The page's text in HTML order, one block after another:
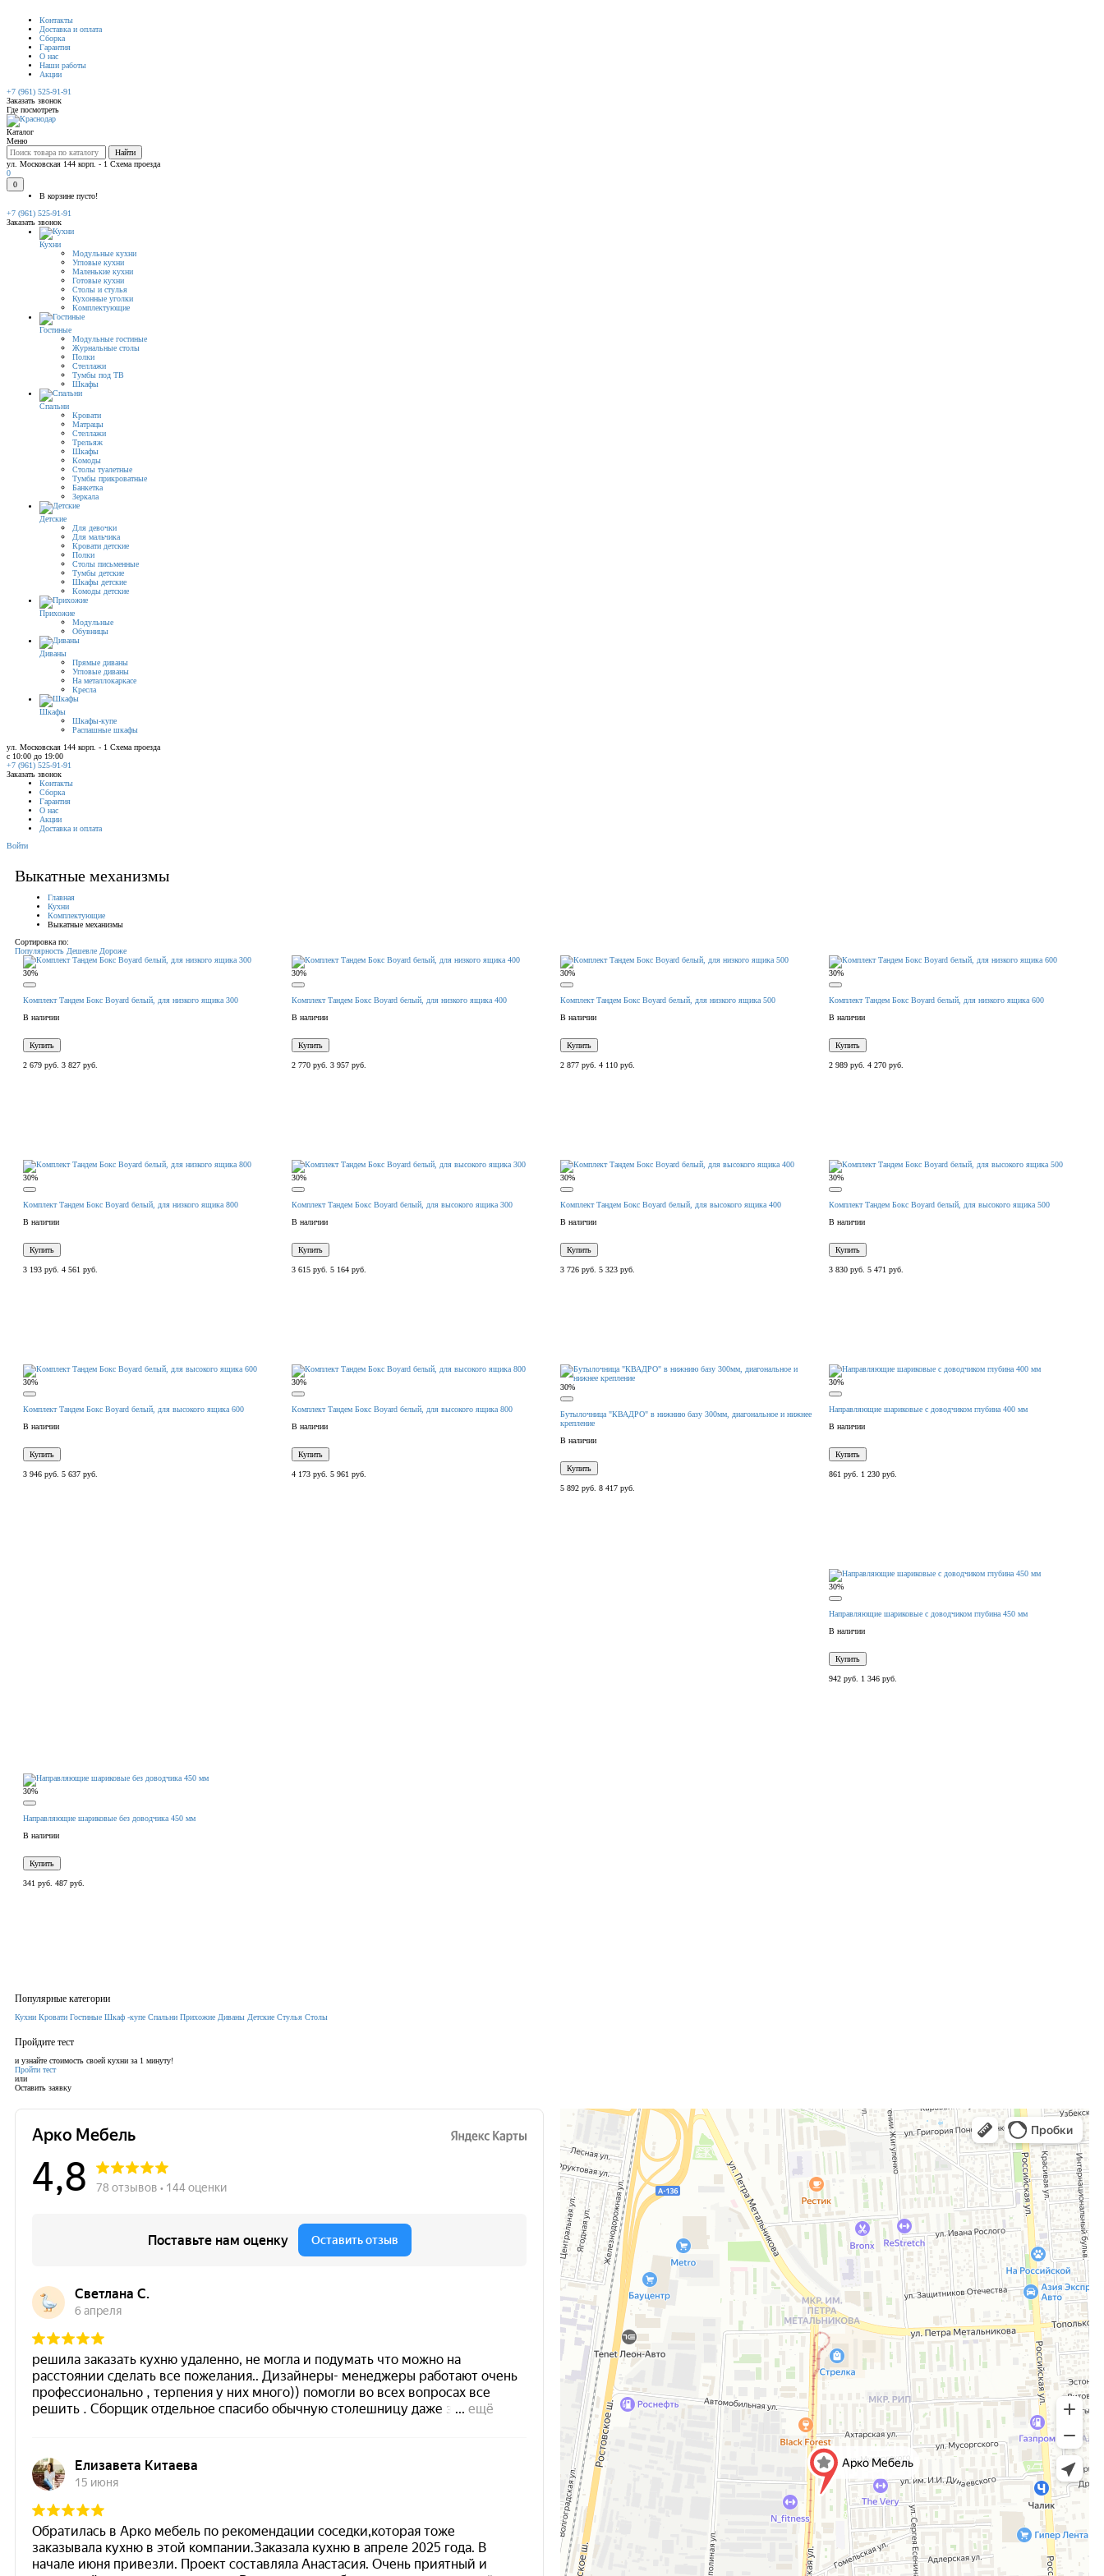
Контакты
Доставка и оплата
Сборка
Гарантия
О нас
Наши работы
Акции
+7 (961) 525-91-91
Заказать звонок
Где посмотреть
Каталог
Меню
Найти
ул. Московская 144 корп. - 1 Схема проезда
0
0
В корзине пусто!
+7 (961) 525-91-91
Заказать звонок
Кухни
Модульные кухни
Угловые кухни
Маленькие кухни
Готовые кухни
Столы и стулья
Кухонные уголки
Комплектующие
Гостиные
Модульные гостиные
Журнальные столы
Полки
Стеллажи
Тумбы под ТВ
Шкафы
Спальни
Кровати
Матрацы
Стеллажи
Трельяж
Шкафы
Комоды
Столы туалетные
Тумбы прикроватные
Банкетка
Зеркала
Детские
Для девочки
Для мальчика
Кровати детские
Полки
Столы письменные
Тумбы детские
Шкафы детские
Комоды детские
Прихожие
Модульные
Обувницы
Диваны
Прямые диваны
Угловые диваны
На металлокаркасе
Кресла
Шкафы
Шкафы-купе
Распашные шкафы
ул. Московская 144 корп. - 1 Схема проезда
с 10:00 до 19:00
+7 (961) 525-91-91
Заказать звонок
Контакты
Сборка
Гарантия
О нас
Акции
Доставка и оплата
Войти
Выкатные механизмы
Главная
Кухни
Комплектующие
Выкатные механизмы
Сортировка по:
Популярность Дешевле Дороже
30%
Комплект Тандем Бокс Boyard белый, для низкого ящика 300
В наличии
Купить
2 679 руб. 3 827 руб.
30%
Комплект Тандем Бокс Boyard белый, для низкого ящика 400
В наличии
Купить
2 770 руб. 3 957 руб.
30%
Комплект Тандем Бокс Boyard белый, для низкого ящика 500
В наличии
Купить
2 877 руб. 4 110 руб.
30%
Комплект Тандем Бокс Boyard белый, для низкого ящика 600
В наличии
Купить
2 989 руб. 4 270 руб.
30%
Комплект Тандем Бокс Boyard белый, для низкого ящика 800
В наличии
Купить
3 193 руб. 4 561 руб.
30%
Комплект Тандем Бокс Boyard белый, для высокого ящика 300
В наличии
Купить
3 615 руб. 5 164 руб.
30%
Комплект Тандем Бокс Boyard белый, для высокого ящика 400
В наличии
Купить
3 726 руб. 5 323 руб.
30%
Комплект Тандем Бокс Boyard белый, для высокого ящика 500
В наличии
Купить
3 830 руб. 5 471 руб.
30%
Комплект Тандем Бокс Boyard белый, для высокого ящика 600
В наличии
Купить
3 946 руб. 5 637 руб.
30%
Комплект Тандем Бокс Boyard белый, для высокого ящика 800
В наличии
Купить
4 173 руб. 5 961 руб.
30%
Бутылочница "КВАДРО" в нижнию базу 300мм, диагональное и нижнее
крепление
В наличии
Купить
5 892 руб. 8 417 руб.
30%
Направляющие шариковые с доводчиком глубина 400 мм
В наличии
Купить
861 руб. 1 230 руб.
30%
Направляющие шариковые с доводчиком глубина 450 мм
В наличии
Купить
942 руб. 1 346 руб.
30%
Направляющие шариковые без доводчика 450 мм
В наличии
Купить
341 руб. 487 руб.
Популярные категории
Кухни Кровати Гостиные Шкаф -купе Спальни Прихожие Диваны Детские Стулья Столы
Пройдите тест
и узнайте стоимость своей кухни за 1 минуту!
Пройти тест
или
Оставить заявку